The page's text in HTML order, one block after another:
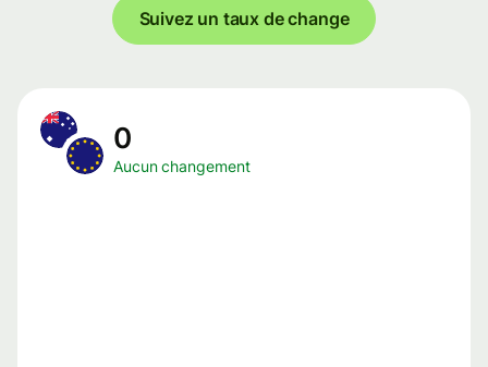
Suivez un taux de change
0
Aucun changement